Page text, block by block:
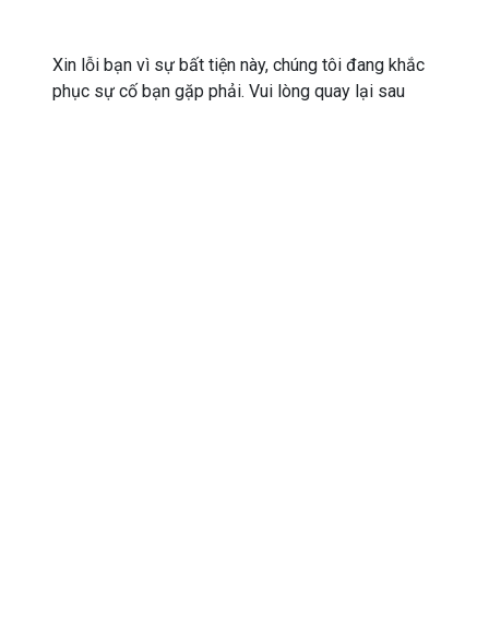
Xin lỗi bạn vì sự bất tiện này, chúng tôi đang khắc
phục sự cố bạn gặp phải. Vui lòng quay lại sau